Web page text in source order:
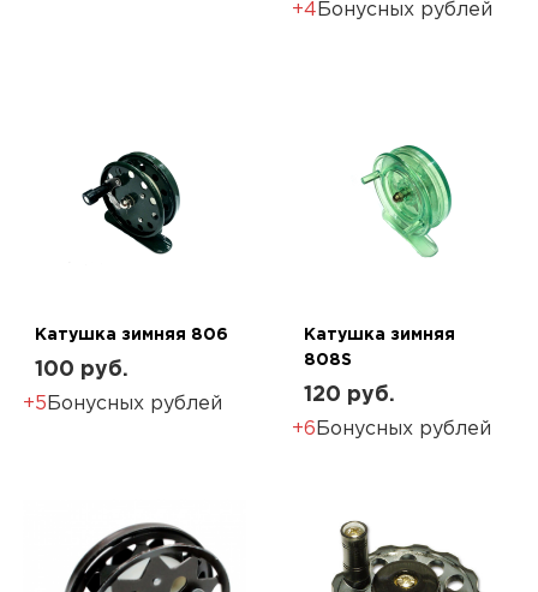
+4 Бонусных рублей
Катушка зимняя 806
100 руб.
+5 Бонусных рублей
Катушка зимняя
808S
120 руб.
+6 Бонусных рублей